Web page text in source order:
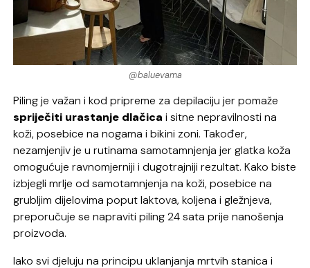
@baluevama
Piling je važan i kod pripreme za depilaciju jer pomaže
spriječiti urastanje dlačica i sitne nepravilnosti na
koži, posebice na nogama i bikini zoni. Također,
nezamjenjiv je u rutinama samotamnjenja jer glatka koža
omogućuje ravnomjerniji i dugotrajniji rezultat. Kako biste
izbjegli mrlje od samotamnjenja na koži, posebice na
grubljim dijelovima poput laktova, koljena i gležnjeva,
preporučuje se napraviti piling 24 sata prije nanošenja
proizvoda.
Iako svi djeluju na principu uklanjanja mrtvih stanica i